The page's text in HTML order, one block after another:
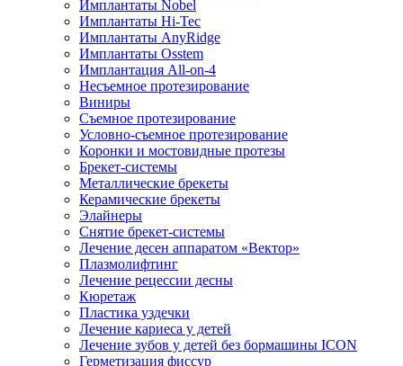
Имплантаты Nobel
Имплантаты Hi-Tec
Имплантаты AnyRidge
Имплантаты Osstem
Имплантация All-on-4
Несъемное протезирование
Виниры
Съемное протезирование
Условно-съемное протезирование
Коронки и мостовидные протезы
Брекет-системы
Металлические брекеты
Керамические брекеты
Элайнеры
Снятие брекет-системы
Лечение десен аппаратом «Вектор»
Плазмолифтинг
Лечение рецессии десны
Кюретаж
Пластика уздечки
Лечение кариеса у детей
Лечение зубов у детей без бормашины ICON
Герметизация фиссур